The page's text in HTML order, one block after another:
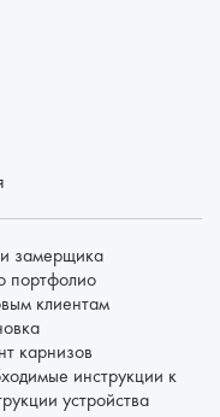
замерщика
портфолио
клиентам
карнизов
инструкции к
устройства